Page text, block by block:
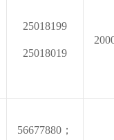
25018199
25018019
56677880；